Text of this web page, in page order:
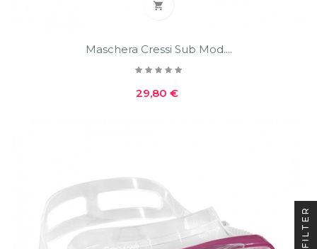

Maschera Cressi Sub Mod....
Prezzo
29,80 €
FILTER